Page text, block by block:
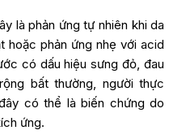
là phản ứng tự nhiên khi da
hoặc phản ứng nhẹ với acid
có dấu hiệu sưng đỏ, đau
bất thường, người thực
có thể là biến chứng do
ứng.